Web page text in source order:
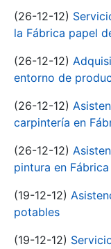
(26-12-12)
la Fábrica papel
(26-12-12)
entorno de
(26-12-12)
carpintería en
(26-12-12)
pintura en
(19-12-12)
potables
(19-12-12)